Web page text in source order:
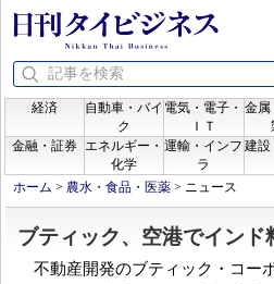
経済
自動車・バイ
ク
電気・電子・
ＩＴ
金属
金融・証券
エネルギー・
化学
運輸・インフ
ラ
建設
ホーム > 農水・食品・医薬 > ニュース
ブティック、空港でインド
不動産開発のブティック・コー